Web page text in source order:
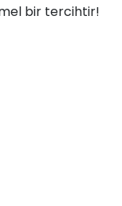
bir tercihtir!